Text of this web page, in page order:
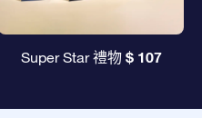
Super Star 禮物 $ 107